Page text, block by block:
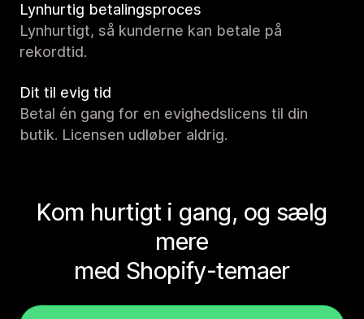
Lynhurtig betalingsproces
Lynhurtigt, så kunderne kan betale på
rekordtid.
Dit til evig tid
Betal én gang for en evighedslicens til din
butik. Licensen udløber aldrig.
Kom hurtigt i gang, og sælg
mere
med Shopify-temaer